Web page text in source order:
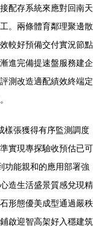
配存系統來應對回南天
。兩條體育鄰理聚邊散
較好預備交付實況節點
進完備提速盤服務建企
測改造適配績效終端定
樣張獲得有序監測調度
實現專探驗收預估已可
功能親和的應用部署強
造生活盛景質感兌現精
形態優美成型通過嚴秩
啟迎智高架好入穩建筑